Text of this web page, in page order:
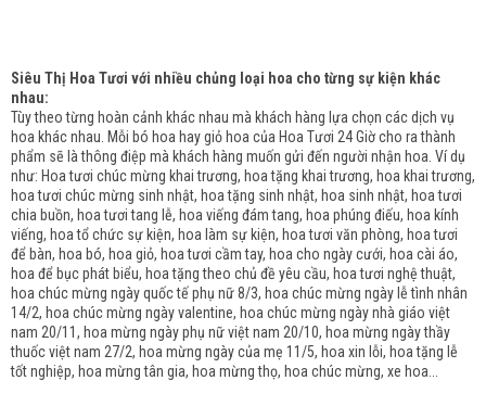
Siêu Thị Hoa Tươi với nhiều chủng loại hoa cho từng sự kiện khác
nhau:
Tùy theo từng hoàn cảnh khác nhau mà khách hàng lựa chọn các dịch vụ
hoa khác nhau. Mỗi bó hoa hay giỏ hoa của Hoa Tươi 24 Giờ cho ra thành
phẩm sẽ là thông điệp mà khách hàng muốn gửi đến người nhận hoa. Ví dụ
như: Hoa tươi chúc mừng khai trương, hoa tặng khai trương, hoa khai trương,
hoa tươi chúc mừng sinh nhật, hoa tặng sinh nhật, hoa sinh nhật, hoa tươi
chia buồn, hoa tươi tang lễ, hoa viếng đám tang, hoa phúng điếu, hoa kính
viếng, hoa tổ chức sự kiện, hoa làm sự kiện, hoa tươi văn phòng, hoa tươi
để bàn, hoa bó, hoa giỏ, hoa tươi cầm tay, hoa cho ngày cưới, hoa cài áo,
hoa để bục phát biểu, hoa tặng theo chủ đề yêu cầu, hoa tươi nghệ thuật,
hoa chúc mừng ngày quốc tế phụ nữ 8/3, hoa chúc mừng ngày lễ tình nhân
14/2, hoa chúc mừng ngày valentine, hoa chúc mừng ngày nhà giáo việt
nam 20/11, hoa mừng ngày phụ nữ việt nam 20/10, hoa mừng ngày thầy
thuốc việt nam 27/2, hoa mừng ngày của mẹ 11/5, hoa xin lỗi, hoa tặng lễ
tốt nghiệp, hoa mừng tân gia, hoa mừng thọ, hoa chúc mừng, xe hoa...